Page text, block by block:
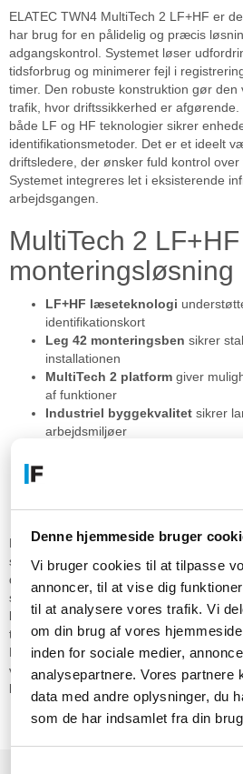
Denne hjemmeside bruger
Vi bruger cookies til at tilpasse
annoncer, til at vise dig
til at analysere vores trafik. Vi
om din brug af vores
inden for sociale medier,
analysepartnere. Vores partnere
data med andre oplysninger, du
som de har indsamlet fra din
ELATEC TWN4 MultiTech 2 LF+HF er
har brug for en pålidelig og præcis
adgangskontrol. Systemet løser
tidsforbrug og minimerer fejl i
timer. Den robuste konstruktion gør
trafik, hvor driftssikkerhed er
både LF og HF teknologier sikrer
identifikationsmetoder. Det er et ideelt
driftsledere, der ønsker fuld kontrol over
Systemet integreres let i eksisterende
arbejdsgangen.
MultiTech 2
monteringsløsning
LF+HF læseteknologi
identifikationskort
Leg 42 monteringsben sikrer
installationen
MultiTech 2 platform giver
af funktioner
Industriel byggekvalitet sikrer
arbejdsmiljøer
Installation og
Enheden leveres med Leg 42, hvilket
stabil på den ønskede placering. Den er
der understøtter både lavfrekvens (LF)
signaler. Produktet er velegnet til
kontorer eller produktionshaller.
til at passe til virksomhedens specifikke
Hardwaren er bygget til kontinuerlig drift
vedligeholdelse. Pakken indeholder den
komme i gang med installationen.